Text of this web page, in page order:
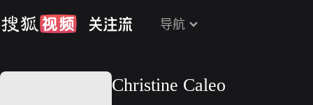
导航
Christine Caleo